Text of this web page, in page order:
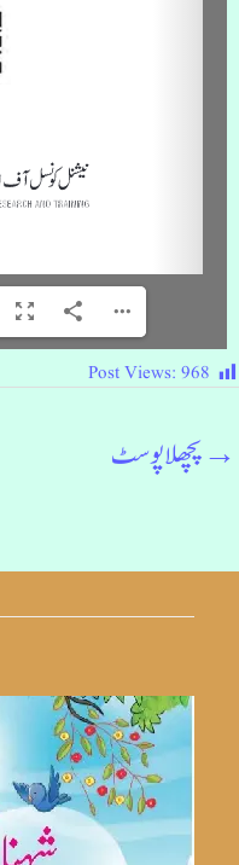
Post Views: 968
→پچھلا پوسٹ